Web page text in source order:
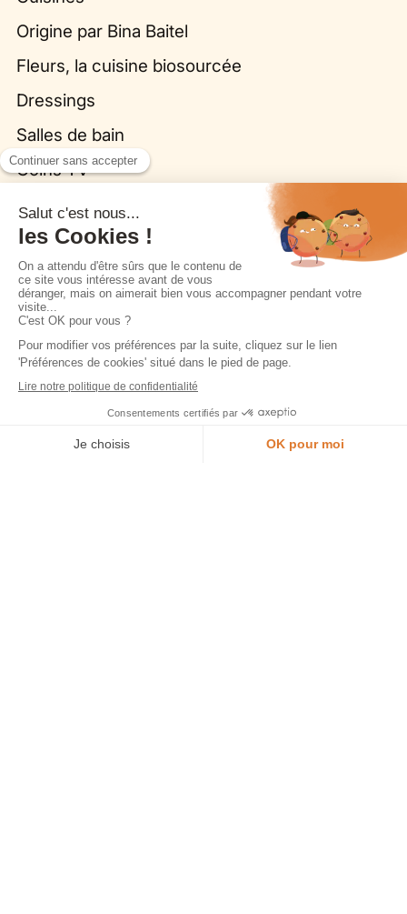
Je prends rendez-vous en magasin
Origine par Bina Baitel
Fleurs, la cuisine biosourcée
Dressings
Salles de bain
Coins TV
Morel et vous
Nous contacter
Trouver un point de vente
Opération commerciale en cours
Accéder à l’espace pro
Rejoindre l’équipe
Ouvrir un magasin